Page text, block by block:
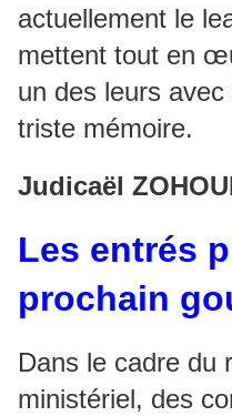
actuellement le
mettent tout en
un des leurs
triste mémoire.
Judicaël
Les entrés
prochain
Dans le cadre du
ministériel, des